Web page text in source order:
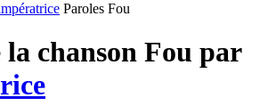
Paroles Fou
la chanson Fou par